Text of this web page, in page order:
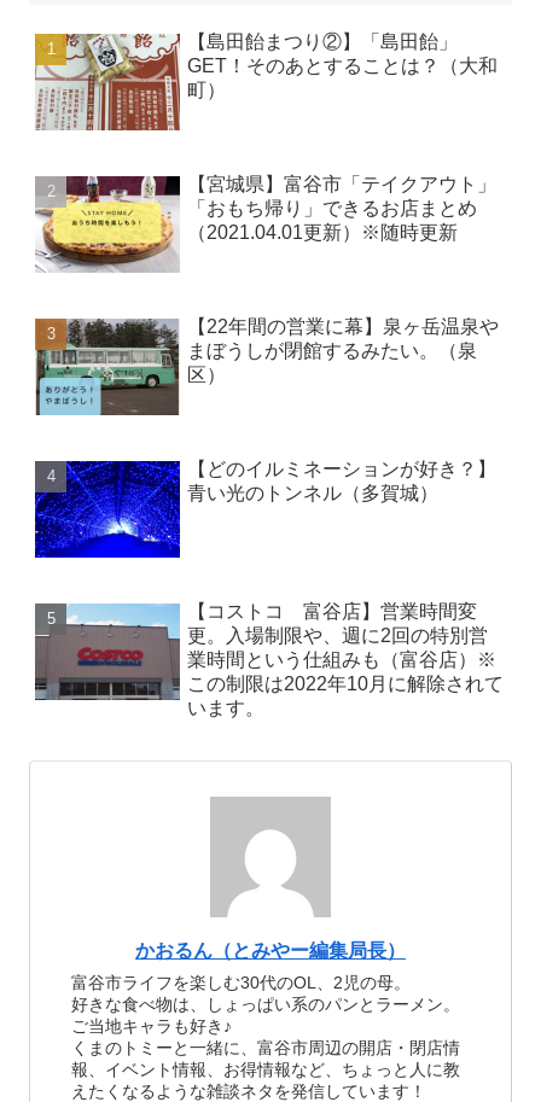
【島田飴まつり②】「島田飴」
GET！そのあとすることは？（大和
町）
【宮城県】富谷市「テイクアウト」
「おもち帰り」できるお店まとめ
（2021.04.01更新）※随時更新
【22年間の営業に幕】泉ヶ岳温泉や
まぼうしが閉館するみたい。（泉
区）
【どのイルミネーションが好き？】
青い光のトンネル（多賀城）
【コストコ 富谷店】営業時間変
更。入場制限や、週に2回の特別営
業時間という仕組みも（富谷店）※
この制限は2022年10月に解除されて
います。
かおるん（とみやー編集局長）
富谷市ライフを楽しむ30代のOL、2児の母。
好きな食べ物は、しょっぱい系のパンとラーメン。
ご当地キャラも好き♪
くまのトミーと一緒に、富谷市周辺の開店・閉店情
報、イベント情報、お得情報など、ちょっと人に教
えたくなるような雑談ネタを発信しています！